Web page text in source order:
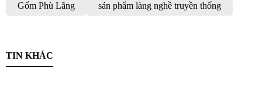
Gốm Phù Lãng sản phẩm làng nghề truyền thống
TIN KHÁC